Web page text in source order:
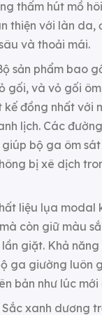
thấm hút mồ
thiện với làn da,
và thoải mái.
sản phẩm bao
gối, và vỏ gối
kế đồng nhất với
lịch. Các
giúp bộ ga ôm
bị xê dịch
liệu lụa modal
còn giữ màu
giặt. Khả
ga giường luôn
bản như lúc mới
Sắc xanh dương